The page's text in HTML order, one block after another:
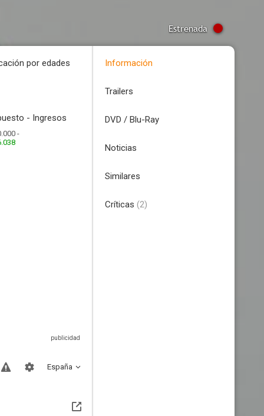
Estrenada
por edades
- Ingresos
-
España
Información
Trailers
DVD / Blu-Ray
Noticias
Similares
Críticas (2)